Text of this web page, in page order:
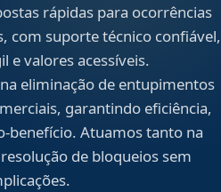
rápidas para ocorrências
com suporte técnico confiável,
e valores acessíveis.
eliminação de entupimentos
garantindo eficiência,
benefício. Atuamos tanto na
de bloqueios sem